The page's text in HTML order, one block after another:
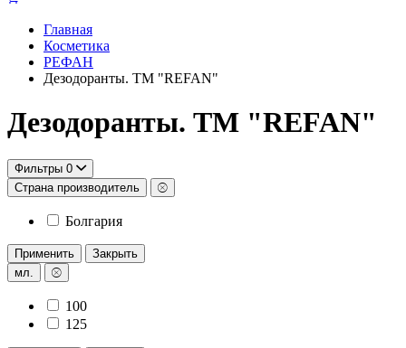
Главная
Косметика
РЕФАН
Дезодоранты. ТМ "REFAN"
Дезодоранты. ТМ "REFAN"
Фильтры 0
Страна производитель
Болгария
Применить
Закрыть
мл.
100
125